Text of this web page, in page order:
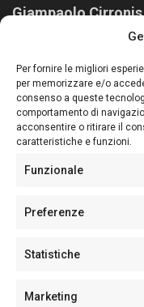
Per fornire le migliori
per memorizzare e/o
consenso a queste
comportamento di
acconsentire o ritirare il
caratteristiche e funzioni.
Funzionale
Preferenze
Statistiche
Marketing
Giampaolo Cirronis
Sardegna Ieri-Oggi-
lettori su quanto accade
nostro passato e,
Follow Us
Sede:Via Cristoforo
Partita IVA02270380922
128/2020 del 10/02/2020